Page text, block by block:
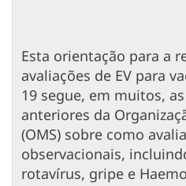
Esta orientação para a
avaliações de EV para
19 segue, em muitos,
anteriores da
(OMS) sobre como
observacionais,
rotavírus, gripe e